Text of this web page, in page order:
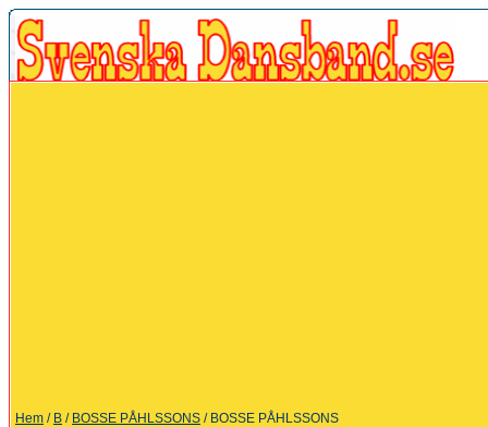
Hem / B / BOSSE PÅHLSSONS / BOSSE PÅHLSSONS